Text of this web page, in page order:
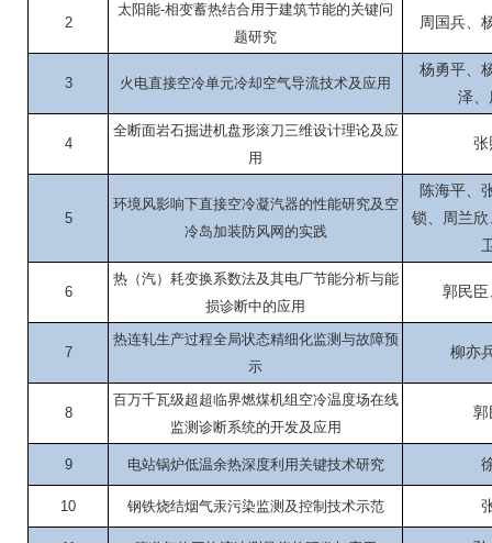
2
太阳能-相变蓄热结合用于建筑节能的关键问
题研究
周国兵、
3 火电直接空冷单元冷却空气导流技术及应用
杨勇平、
泽、
4
全断面岩石掘进机盘形滚刀三维设计理论及应
用
张
5
环境风影响下直接空冷凝汽器的性能研究及空
冷岛加装防风网的实践
陈海平、
锁、周兰
6
热（汽）耗变换系数法及其电厂节能分析与能
损诊断中的应用
郭民
7
热连轧生产过程全局状态精细化监测与故障预
示
柳亦
8
百万千瓦级超超临界燃煤机组空冷温度场在线
监测诊断系统的开发及应用
郭
9 电站锅炉低温余热深度利用关键技术研究
10 钢铁烧结烟气汞污染监测及控制技术示范